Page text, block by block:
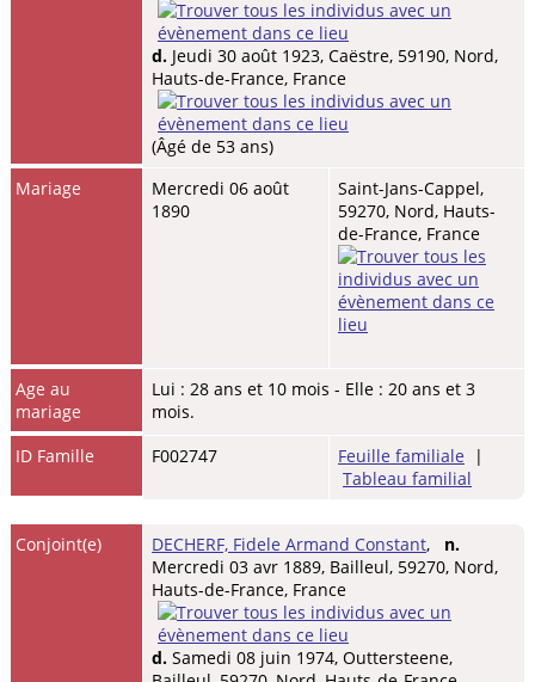
d. Jeudi 30 août 1923, Caëstre, 59190, Nord,
Hauts-de-France, France
(Âgé de 53 ans)
Mariage
Mercredi 06 août
1890
Saint-Jans-Cappel,
59270, Nord, Hauts-
de-France, France
Age au
mariage
Lui : 28 ans et 10 mois - Elle : 20 ans et 3
mois.
ID Famille
F002747 Feuille familiale |
Tableau familial
Conjoint(e) DECHERF, Fidele Armand Constant, n.
Mercredi 03 avr 1889, Bailleul, 59270, Nord,
Hauts-de-France, France
d. Samedi 08 juin 1974, Outtersteene,